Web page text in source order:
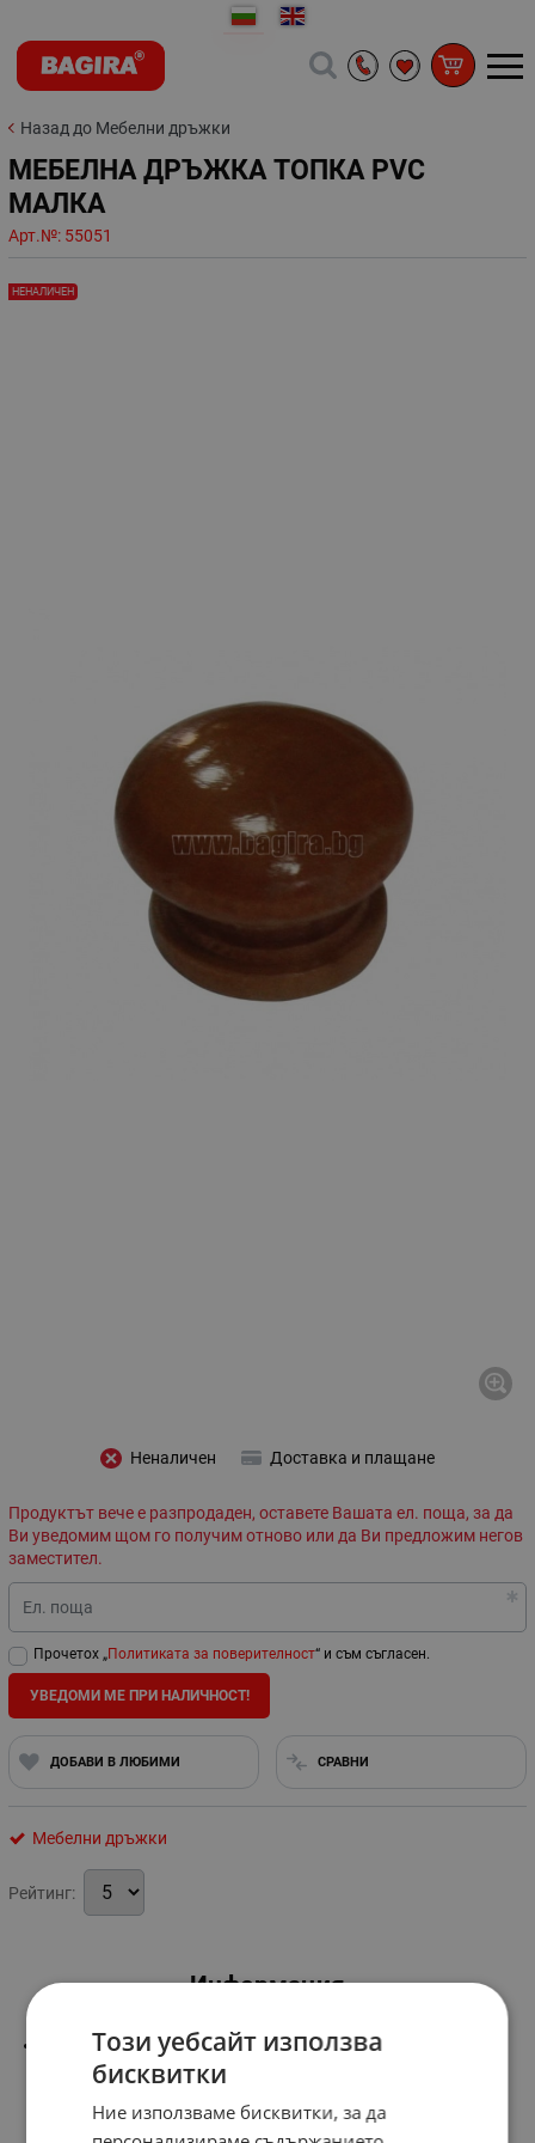
Назад до Мебелни дръжки
МЕБЕЛНА ДРЪЖКА ТОПКА PVC
МАЛКА
Арт.№: 55051
НЕНАЛИЧЕН
Неналичен Доставка и плащане
Продуктът вече е разпродаден, оставете Вашата ел. поща, за да
Ви уведомим щом го получим отново или да Ви предложим негов
заместител.
Ел. поща
Прочетох „Политиката за поверителност“ и съм съгласен.
УВЕДОМИ МЕ ПРИ НАЛИЧНОСТ!
ДОБАВИ В ЛЮБИМИ СРАВНИ
Мебелни дръжки
Рейтинг:
Информация
Жълто-кафява
Този уебсайт използва
бисквитки
Ние използваме бисквитки, за да